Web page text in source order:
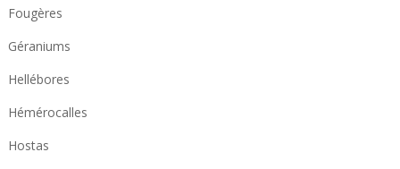
Fougères
Géraniums
Hellébores
Hémérocalles
Hostas